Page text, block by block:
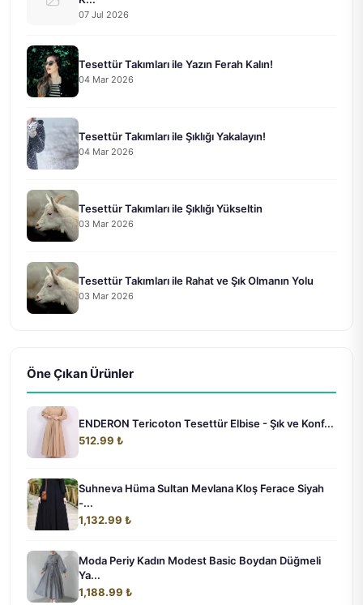
07 Jul 2026
Tesettür Takımları ile Yazın Ferah Kalın!
04 Mar 2026
Tesettür Takımları ile Şıklığı Yakalayın!
04 Mar 2026
Tesettür Takımları ile Şıklığı Yükseltin
03 Mar 2026
Tesettür Takımları ile Rahat ve Şık Olmanın Yolu
03 Mar 2026
Öne Çıkan Ürünler
ENDERON Tericoton Tesettür Elbise - Şık ve Konf...
512.99 ₺
Suhneva Hüma Sultan Mevlana Kloş Ferace Siyah
-...
1,132.99 ₺
Moda Periy Kadın Modest Basic Boydan Düğmeli
Ya...
1,188.99 ₺